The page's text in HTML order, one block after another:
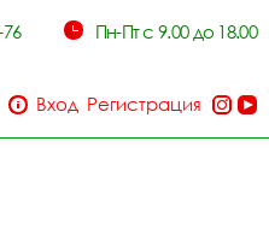
Пн-Пт с 9.00 до 18.00
Вход Регистрация